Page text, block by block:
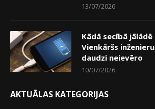
13/07/2026
Kādā secībā
Vienkāršs
daudzi neievēro
10/07/2026
AKTUĀLAS KATEGORIJAS